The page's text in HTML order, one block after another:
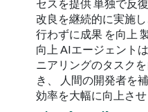
セスを提供 単独で反
改良を継続的に実施
行わずに成果 を向上
向上 AIエージェント
ニアリングのタスク
き、 人間の開発者を
効率を大幅に向上させ